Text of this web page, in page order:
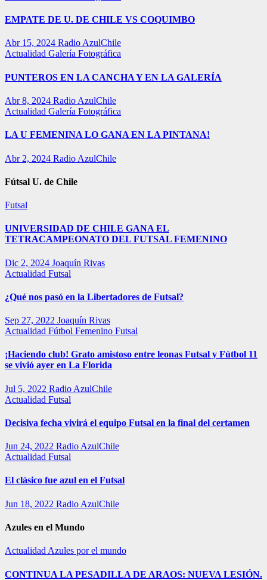
EMPATE DE U. DE CHILE VS COQUIMBO
Abr 15, 2024 Radio AzulChile
Actualidad Galería Fotográfica
PUNTEROS EN LA CANCHA Y EN LA GALERÍA
Abr 8, 2024 Radio AzulChile
Actualidad Galería Fotográfica
LA U FEMENINA LO GANA EN LA PINTANA!
Abr 2, 2024 Radio AzulChile
Fútsal U. de Chile
Futsal
UNIVERSIDAD DE CHILE GANA EL
TETRACAMPEONATO DEL FUTSAL FEMENINO
Dic 2, 2024 Joaquín Rivas
Actualidad Futsal
¿Qué nos pasó en la Libertadores de Futsal?
Sep 27, 2022 Joaquín Rivas
Actualidad Fútbol Femenino Futsal
¡Haciendo club! Grato amistoso entre leonas Futsal y Fútbol 11
se vivió ayer en La Florida
Jul 5, 2022 Radio AzulChile
Actualidad Futsal
Decisiva fecha vivirá el equipo Futsal en la final del certamen
Jun 24, 2022 Radio AzulChile
Actualidad Futsal
El clásico fue azul en el Futsal
Jun 18, 2022 Radio AzulChile
Azules en el Mundo
Actualidad Azules por el mundo
CONTINUA LA PESADILLA DE ARAOS: NUEVA LESIÓN.